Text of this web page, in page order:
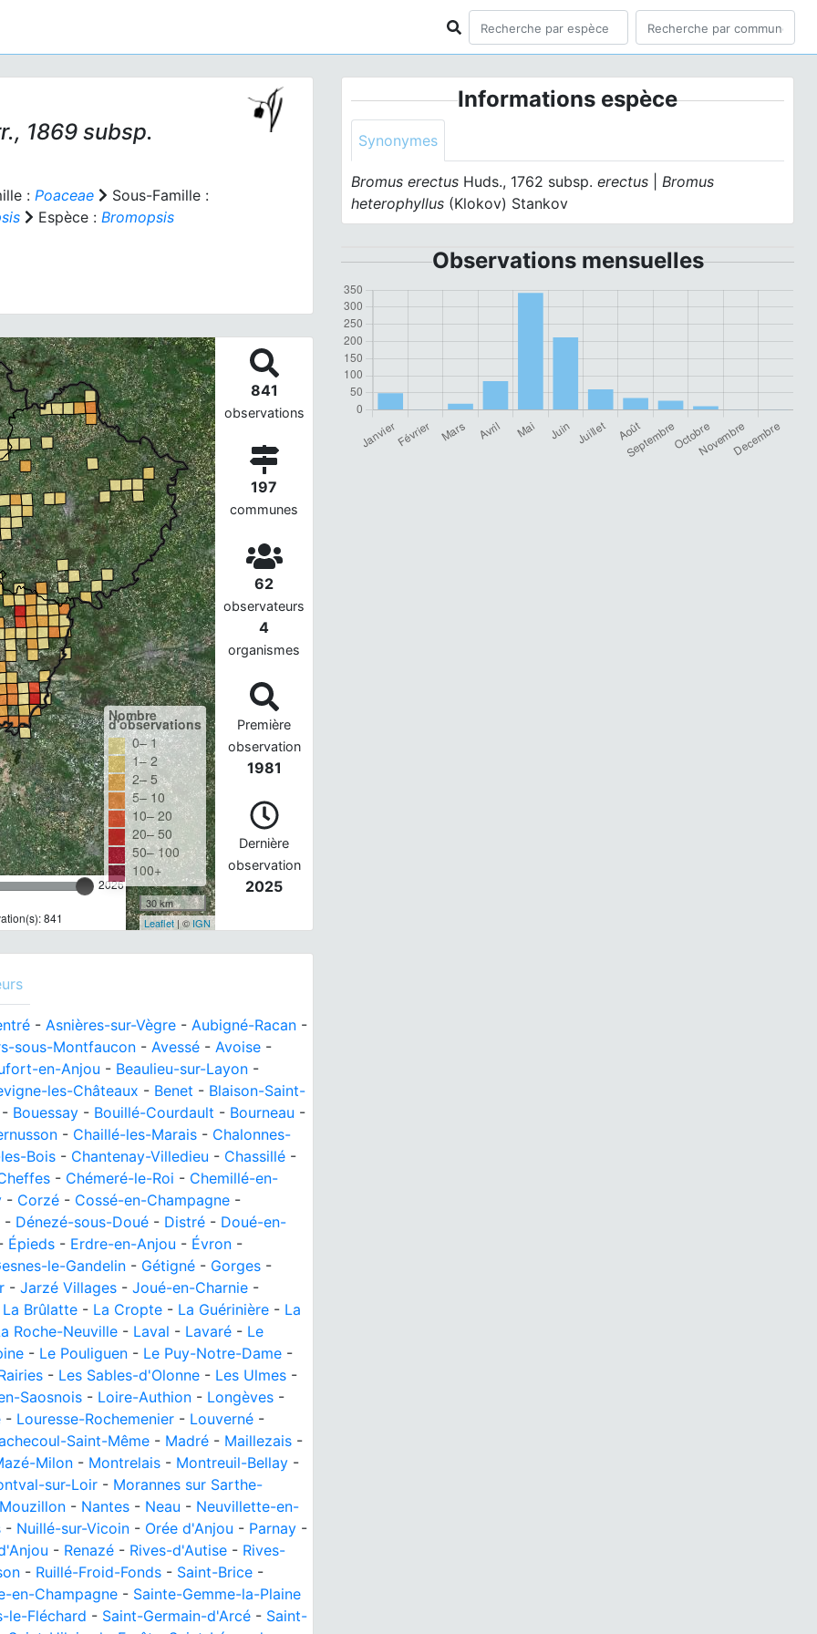
1869 subsp.
: Poaceae
Sous-Famille :
Espèce : Bromopsis
2026
841
Nombre
d'observations
0– 1
1– 2
2– 5
5– 10
10– 20
20– 50
50– 100
100+
30 km
Leaflet| © IGN
841
observations
197
communes
62
observateurs
4
organismes
Première
observation
1981
Dernière
observation
2025
- Asnières-sur-Vègre - Aubigné-Racan -
sous-Montfaucon - Avessé - Avoise -
en-Anjou - Beaulieu-sur-Layon -
les-Châteaux - Benet - Blaison-Saint-
Bouessay - Bouillé-Courdault - Bourneau -
- Chaillé-les-Marais - Chalonnes-
Bois - Chantenay-Villedieu - Chassillé -
- Chémeré-le-Roi - Chemillé-en-
- Corzé - Cossé-en-Champagne -
- Dénezé-sous-Doué - Distré - Doué-en-
Épieds - Erdre-en-Anjou - Évron -
le-Gandelin - Gétigné - Gorges -
- Jarzé Villages - Joué-en-Charnie -
La Brûlatte - La Cropte - La Guérinière - La
Roche-Neuville - Laval - Lavaré - Le
- Le Pouliguen - Le Puy-Notre-Dame -
- Les Sables-d'Olonne - Les Ulmes -
Saosnois - Loire-Authion - Longèves -
- Louresse-Rochemenier - Louverné -
Saint-Même - Madré - Maillezais -
Milon - Montrelais - Montreuil-Bellay -
sur-Loir - Morannes sur Sarthe-
Mouzillon - Nantes - Neau - Neuvillette-en-
- Nuillé-sur-Vicoin - Orée d'Anjou - Parnay -
- Renazé - Rives-d'Autise - Rives-
- Ruillé-Froid-Fonds - Saint-Brice -
en-Champagne - Sainte-Gemme-la-Plaine
le-Fléchard - Saint-Germain-d'Arcé - Saint-
Informations espèce
Synonymes
Bromus erectus Huds., 1762 subsp. erectus |Bromus
heterophyllus (Klokov) Stankov
Observations mensuelles